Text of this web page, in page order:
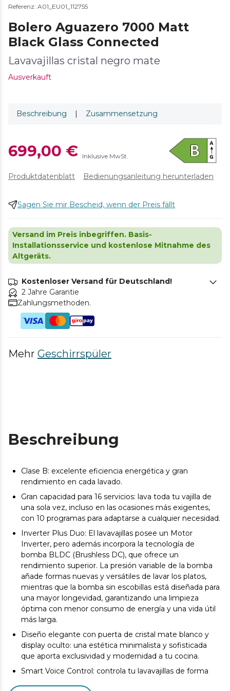
Referenz: A01_EU01_112755
Bolero Aguazero 7000 Matt
Black Glass Connected
Lavavajillas cristal negro mate
Ausverkauft
Beschreibung | Zusammensetzung
699,00 € Inklusive MwSt.
Produktdatenblatt Bedienungsanleitung herunterladen
Sagen Sie mir Bescheid, wenn der Preis fällt
Versand im Preis inbegriffen. Basis-
Installationsservice und kostenlose Mitnahme des
Altgeräts.
Kostenloser Versand für Deutschland!
2 Jahre Garantie
Zahlungsmethoden.
Mehr Geschirrspüler
Beschreibung
Clase B: excelente eficiencia energética y gran
rendimiento en cada lavado.
Gran capacidad para 16 servicios: lava toda tu vajilla de
una sola vez, incluso en las ocasiones más exigentes,
con 10 programas para adaptarse a cualquier necesidad.
Inverter Plus Duo: El lavavajillas posee un Motor
Inverter, pero además incorpora la tecnología de
bomba BLDC (Brushless DC), que ofrece un
rendimiento superior. La presión variable de la bomba
añade formas nuevas y versátiles de lavar los platos,
mientras que la bomba sin escobillas está diseñada para
una mayor longevidad, garantizando una limpieza
óptima con menor consumo de energía y una vida útil
más larga.
Diseño elegante con puerta de cristal mate blanco y
display oculto: una estética minimalista y sofisticada
que aporta exclusividad y modernidad a tu cocina.
Smart Voice Control: controla tu lavavajillas de forma